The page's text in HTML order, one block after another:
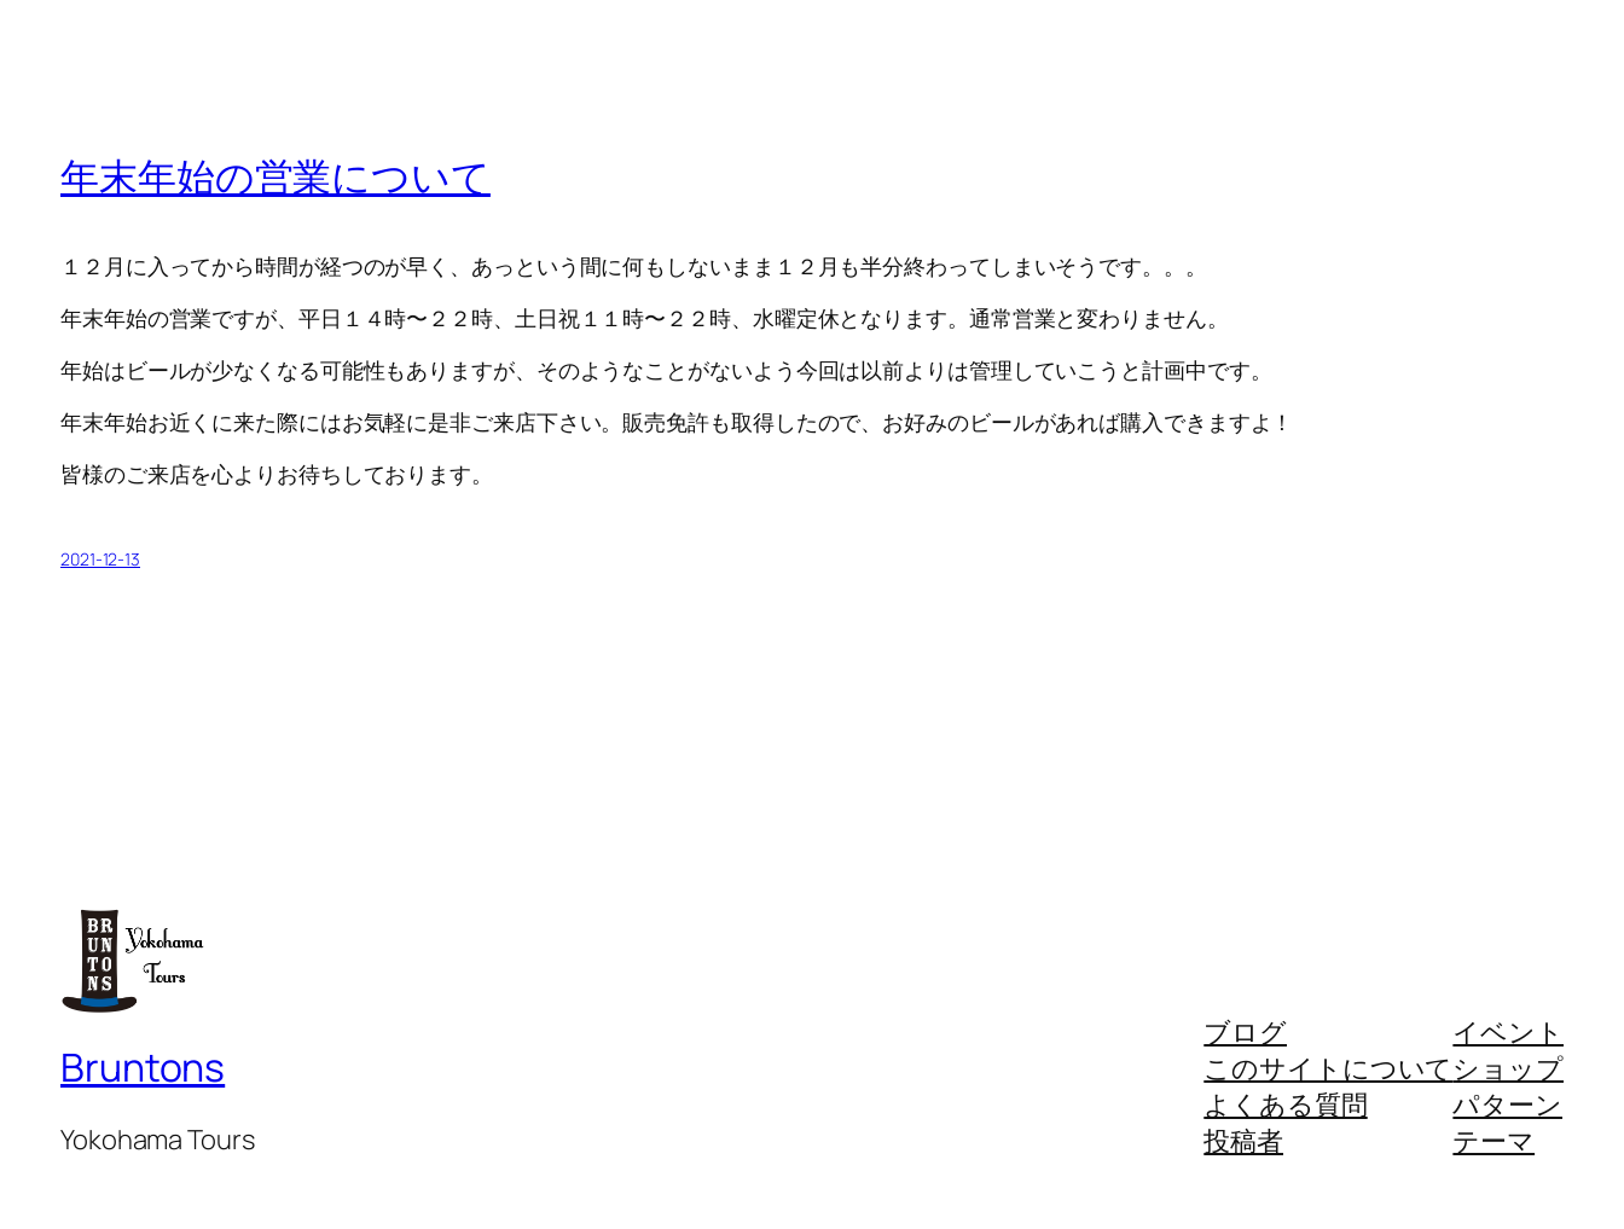
年末年始の営業について
１２月に入ってから時間が経つのが早く、あっという間に何もしないまま１２月も半分終わってしまいそうです。。。
年末年始の営業ですが、平日１４時〜２２時、土日祝１１時〜２２時、水曜定休となります。通常営業と変わりません。
年始はビールが少なくなる可能性もありますが、そのようなことがないよう今回は以前よりは管理していこうと計画中です。
年末年始お近くに来た際にはお気軽に是非ご来店下さい。販売免許も取得したので、お好みのビールがあれば購入できますよ！
皆様のご来店を心よりお待ちしております。
2021-12-13
Bruntons
Yokohama Tours
ブログ
このサイトについて
よくある質問
投稿者
イベント
ショップ
パターン
テーマ